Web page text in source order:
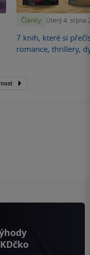
Články Úterý 4. srpna
7 knih, které si
romance, thrillery,